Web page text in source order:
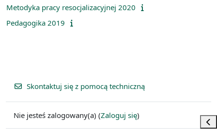
Metodyka pracy resocjalizacyjnej 2020
Pedagogika 2019
Skontaktuj się z pomocą techniczną
Nie jesteś zalogowany(a) (Zaloguj się)